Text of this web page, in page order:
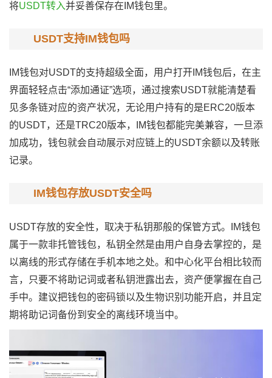
将USDT转入并妥善保存在IM钱包里。
USDT支持IM钱包吗
IM钱包对USDT的支持超级全面，用户打开IM钱包后，在主
界面轻轻点击“添加通证”选项，通过搜索USDT就能清楚看
见多条链对应的资产状况，无论用户持有的是ERC20版本
的USDT，还是TRC20版本，IM钱包都能完美兼容，一旦添
加成功，钱包就会自动展示对应链上的USDT余额以及转账
记录。
IM钱包存放USDT安全吗
USDT存放的安全性，取决于私钥那般的保管方式。IM钱包
属于一款非托管钱包，私钥全然是由用户自身去掌控的，是
以离线的形式存储在手机本地之处。和中心化平台相比较而
言，只要不将助记词或者私钥泄露出去，资产便掌握在自己
手中。建议把钱包的密码锁以及生物识别功能开启，并且定
期将助记词备份到安全的离线环境当中。